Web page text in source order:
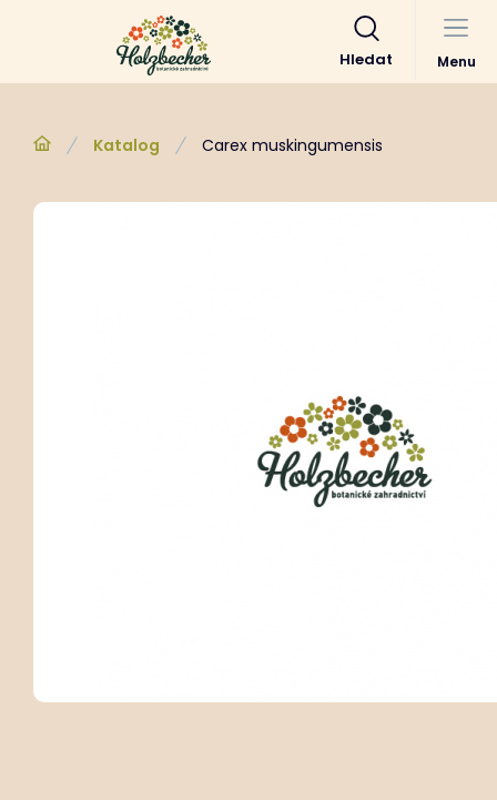
Hledat Menu
Katalog Carex muskingumensis